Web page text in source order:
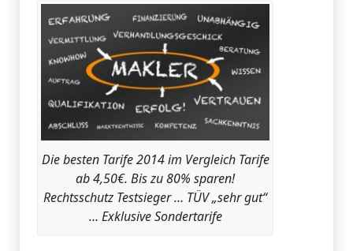
Die besten Tarife 2014 im Vergleich Tarife
ab 4,50€. Bis zu 80% sparen!
Rechtsschutz Testsieger … TÜV „sehr gut“
… Exklusive Sondertarife